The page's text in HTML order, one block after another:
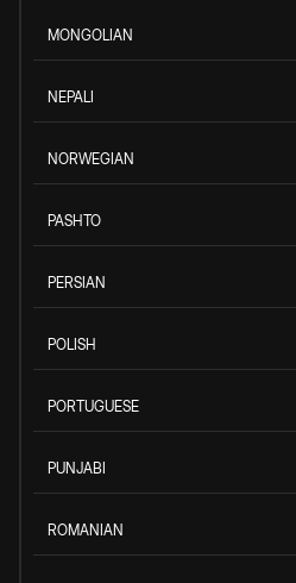
MONGOLIAN
NEPALI
NORWEGIAN
PASHTO
PERSIAN
POLISH
PORTUGUESE
PUNJABI
ROMANIAN